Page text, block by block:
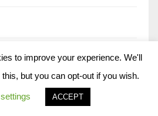
to improve your experience. We'll
but you can opt-out if you wish.
ACCEPT